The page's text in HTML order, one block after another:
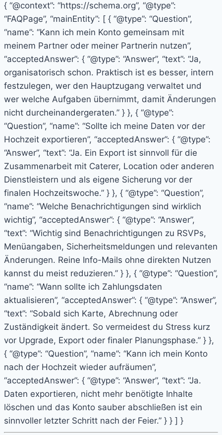
{ “@context”: “https://schema.org”, “@type”:
“FAQPage”, “mainEntity”: [ { “@type”: “Question”,
“name”: “Kann ich mein Konto gemeinsam mit
meinem Partner oder meiner Partnerin nutzen”,
“acceptedAnswer”: { “@type”: “Answer”, “text”: “Ja,
organisatorisch schon. Praktisch ist es besser, intern
festzulegen, wer den Hauptzugang verwaltet und
wer welche Aufgaben übernimmt, damit Änderungen
nicht durcheinandergeraten.” } }, { “@type”:
“Question”, “name”: “Sollte ich meine Daten vor der
Hochzeit exportieren”, “acceptedAnswer”: { “@type”:
“Answer”, “text”: “Ja. Ein Export ist sinnvoll für die
Zusammenarbeit mit Caterer, Location oder anderen
Dienstleistern und als eigene Sicherung vor der
finalen Hochzeitswoche.” } }, { “@type”: “Question”,
“name”: “Welche Benachrichtigungen sind wirklich
wichtig”, “acceptedAnswer”: { “@type”: “Answer”,
“text”: “Wichtig sind Benachrichtigungen zu RSVPs,
Menüangaben, Sicherheitsmeldungen und relevanten
Änderungen. Reine Info-Mails ohne direkten Nutzen
kannst du meist reduzieren.” } }, { “@type”: “Question”,
“name”: “Wann sollte ich Zahlungsdaten
aktualisieren”, “acceptedAnswer”: { “@type”: “Answer”,
“text”: “Sobald sich Karte, Abrechnung oder
Zuständigkeit ändert. So vermeidest du Stress kurz
vor Upgrade, Export oder finaler Planungsphase.” } },
{ “@type”: “Question”, “name”: “Kann ich mein Konto
nach der Hochzeit wieder aufräumen”,
“acceptedAnswer”: { “@type”: “Answer”, “text”: “Ja.
Daten exportieren, nicht mehr benötigte Inhalte
löschen und das Konto sauber abschließen ist ein
sinnvoller letzter Schritt nach der Feier.” } } ] }